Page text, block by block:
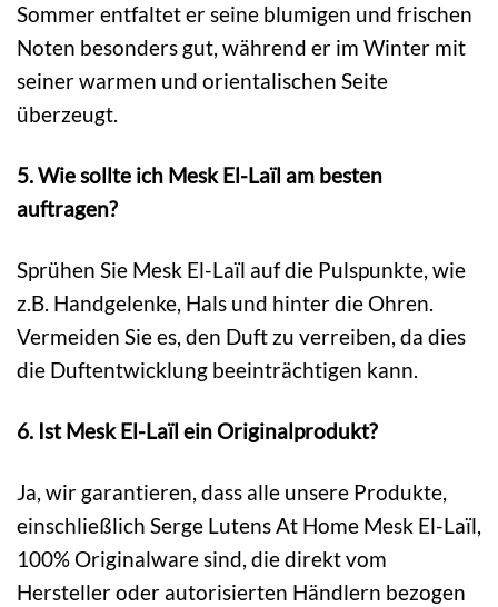
Sommer entfaltet er seine blumigen und frischen
Noten besonders gut, während er im Winter mit
seiner warmen und orientalischen Seite
überzeugt.
5. Wie sollte ich Mesk El-Laïl am besten
auftragen?
Sprühen Sie Mesk El-Laïl auf die Pulspunkte, wie
z.B. Handgelenke, Hals und hinter die Ohren.
Vermeiden Sie es, den Duft zu verreiben, da dies
die Duftentwicklung beeinträchtigen kann.
6. Ist Mesk El-Laïl ein Originalprodukt?
Ja, wir garantieren, dass alle unsere Produkte,
einschließlich Serge Lutens At Home Mesk El-Laïl,
100% Originalware sind, die direkt vom
Hersteller oder autorisierten Händlern bezogen